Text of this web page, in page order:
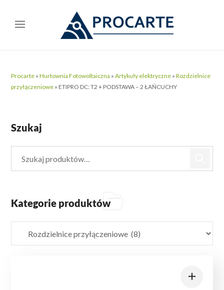
Procarte »Hurtownia Fotowoltaiczna »Artykuły elektryczne »Rozdzielnice
przyłączeniowe » ETIPRO DC: T2 + PODSTAWA – 2 ŁAŃCUCHY
Szukaj
Kategorie produktów